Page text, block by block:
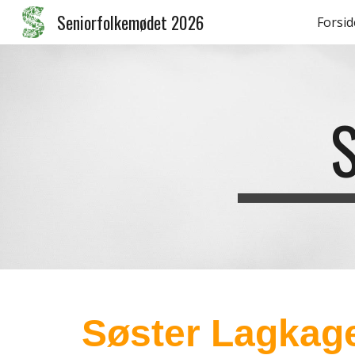
Seniorfolkemødet 2026
Søster